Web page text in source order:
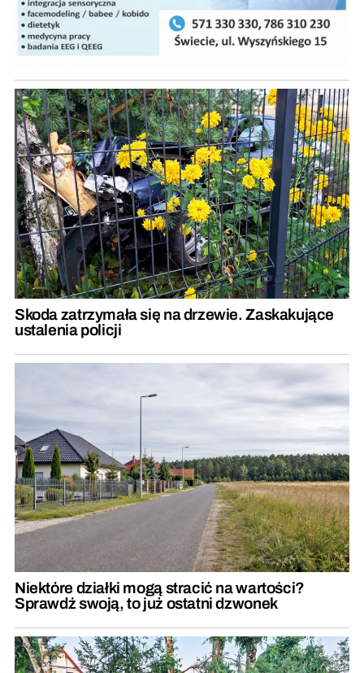
Skoda zatrzymała się na drzewie. Zaskakujące
ustalenia policji
Niektóre działki mogą stracić na wartości?
Sprawdź swoją, to już ostatni dzwonek